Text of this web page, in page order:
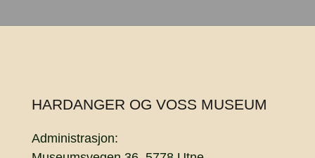
HARDANGER OG VOSS MUSEUM
Administrasjon: